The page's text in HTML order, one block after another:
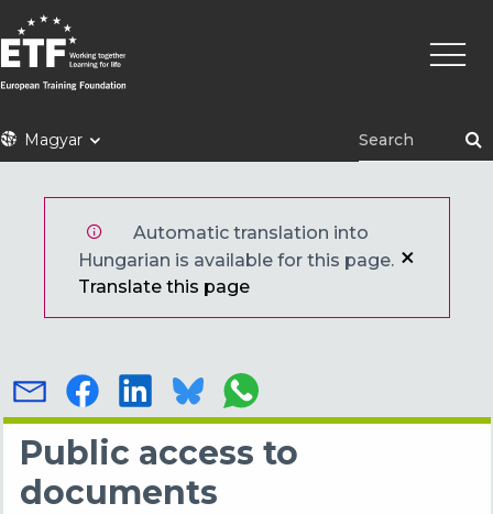
Ugrás
a
tartalomra
ETFMagyar
Fő
Automatic translation into
Hungarian is available for this page.
Translate this page
Public access to
documents